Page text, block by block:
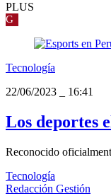
PLUS
G
Tecnología
22/06/2023
16:41
Los deportes
Reconocido
Tecnología
Redacción Gestión